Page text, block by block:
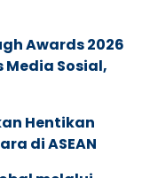
Awards 2026
Sosial,
Hentikan
di ASEAN